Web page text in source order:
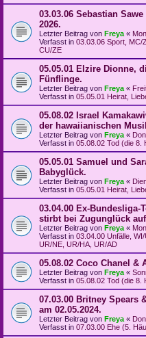
03.03.06 Sebastian
2026.
Letzter Beitrag von Freya «
Verfasst in 03.03.06 Sport, MC/
CU/ZE
05.05.01 Elzire Dionne,
Fünflinge.
Letzter Beitrag von Freya «
Verfasst in 05.05.01 Heirat,
05.08.02 Israel
der hawaiianischen
Letzter Beitrag von Freya «
Verfasst in 05.08.02 Tod (die 8.
05.05.01 Samuel und
Babyglück.
Letzter Beitrag von Freya «
Verfasst in 05.05.01 Heirat,
03.04.00 Ex-Bundesliga-
stirbt bei Zugunglück
Letzter Beitrag von Freya «
Verfasst in 03.04.00 Unfälle,
UR/NE, UR/HA, UR/AD
05.08.02 Coco Chanel &
Letzter Beitrag von Freya «
Verfasst in 05.08.02 Tod (die 8.
07.03.00 Britney Spears
am 02.05.2024.
Letzter Beitrag von Freya «
Verfasst in 07.03.00 Ehe (5.